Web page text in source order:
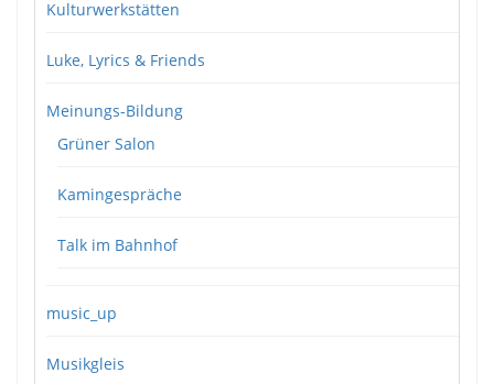
Kulturwerkstätten
Luke, Lyrics & Friends
Meinungs-Bildung
Grüner Salon
Kamingespräche
Talk im Bahnhof
music_up
Musikgleis